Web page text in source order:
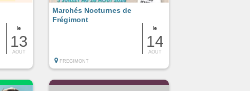
le
13
AOUT
le
14
AOUT
Marchés Nocturnes de
Frégimont
FREGIMONT